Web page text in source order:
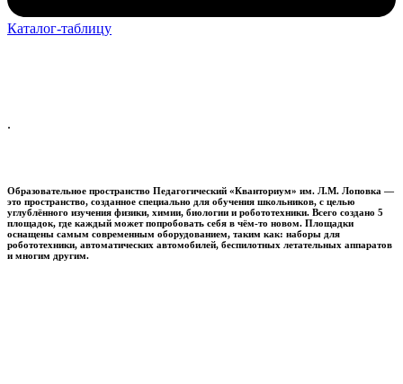
Каталог-таблицу
.
Образовательное пространство Педагогический «Кванториум» им. Л.М. Лоповка —
это пространство, созданное специально для обучения школьников, с целью
углублённого изучения физики, химии, биологии и робототехники. Всего создано 5
площадок, где каждый может попробовать себя в чём-то новом. Площадки
оснащены самым современным оборудованием, таким как: наборы для
робототехники, автоматических автомобилей, беспилотных летательных аппаратов
и многим другим.